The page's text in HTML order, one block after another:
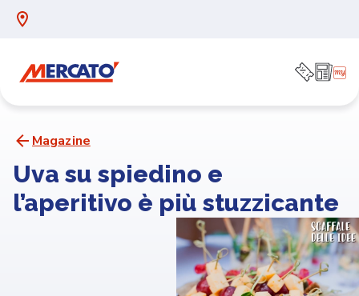
Magazine
Uva su spiedino e
l’aperitivo è più stuzzicante